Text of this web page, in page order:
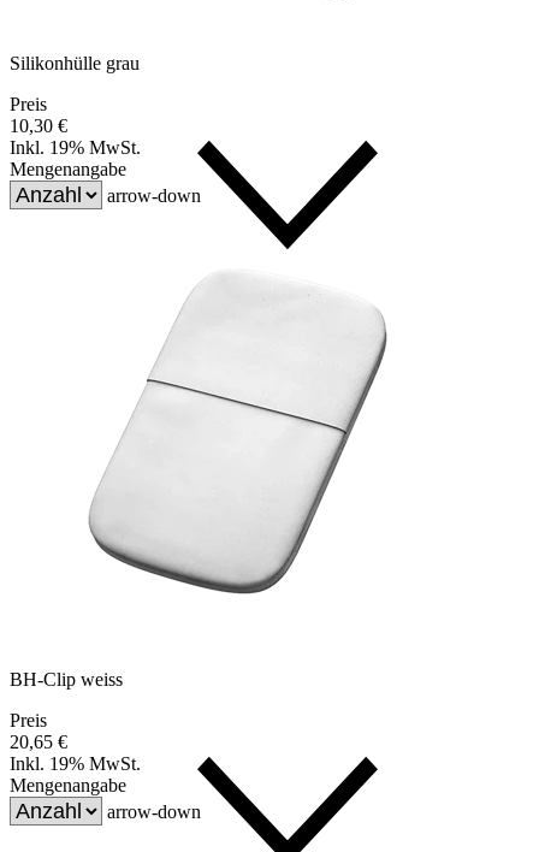
Silikonhülle grau
Preis
10,30 €
Inkl. 19% MwSt.
Mengenangabe
arrow-down
BH-Clip weiss
Preis
20,65 €
Inkl. 19% MwSt.
Mengenangabe
arrow-down